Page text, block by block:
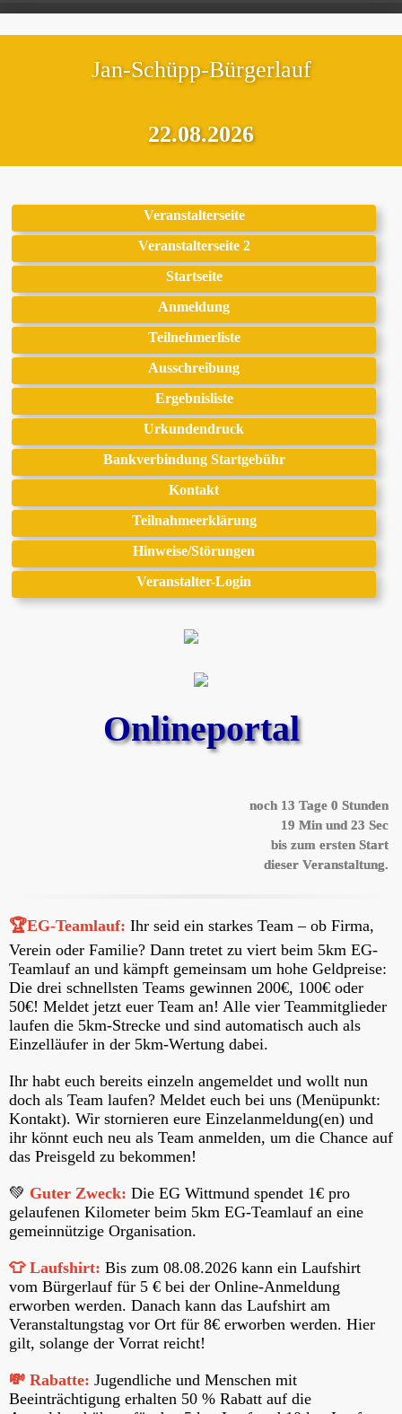
Jan-Schüpp-Bürgerlauf
22.08.2026
Veranstalterseite
Veranstalterseite 2
Startseite
Anmeldung
Teilnehmerliste
Ausschreibung
Ergebnisliste
Urkundendruck
Bankverbindung Startgebühr
Kontakt
Teilnahmeerklärung
Hinweise/Störungen
Veranstalter-Login
Onlineportal
noch 13 Tage 0 Stunden
19 Min und 23 Sec
bis zum ersten Start
dieser Veranstaltung.
🏆EG-Teamlauf: Ihr seid ein starkes Team – ob Firma,
Verein oder Familie? Dann tretet zu viert beim 5km EG-
Teamlauf an und kämpft gemeinsam um hohe Geldpreise:
Die drei schnellsten Teams gewinnen 200€, 100€ oder
50€! Meldet jetzt euer Team an! Alle vier Teammitglieder
laufen die 5km-Strecke und sind automatisch auch als
Einzelläufer in der 5km-Wertung dabei.
Ihr habt euch bereits einzeln angemeldet und wollt nun
doch als Team laufen? Meldet euch bei uns (Menüpunkt:
Kontakt). Wir stornieren eure Einzelanmeldung(en) und
ihr könnt euch neu als Team anmelden, um die Chance auf
das Preisgeld zu bekommen!
💚 Guter Zweck: Die EG Wittmund spendet 1€ pro
gelaufenen Kilometer beim 5km EG-Teamlauf an eine
gemeinnützige Organisation.
👕 Laufshirt: Bis zum 08.08.2026 kann ein Laufshirt
vom Bürgerlauf für 5 € bei der Online-Anmeldung
erworben werden. Danach kann das Laufshirt am
Veranstaltungstag vor Ort für 8€ erworben werden. Hier
gilt, solange der Vorrat reicht!
💸 Rabatte: Jugendliche und Menschen mit
Beeinträchtigung erhalten 50 % Rabatt auf die